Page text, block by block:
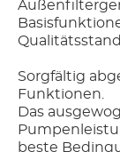
Sorgfältig
Funktionen.
Das
beste